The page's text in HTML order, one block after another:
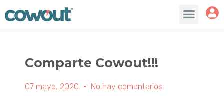
Comparte Cowout!!!
07 mayo, 2020 No hay comentarios